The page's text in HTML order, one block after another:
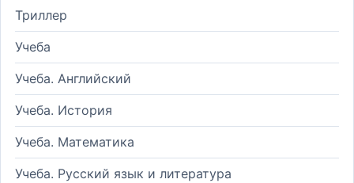
Триллер
Учеба
Учеба. Английский
Учеба. История
Учеба. Математика
Учеба. Русский язык и литература